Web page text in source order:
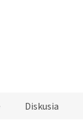
Diskusia